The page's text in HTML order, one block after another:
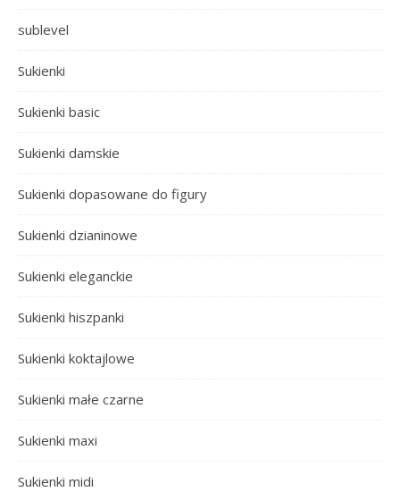
sublevel
Sukienki
Sukienki basic
Sukienki damskie
Sukienki dopasowane do figury
Sukienki dzianinowe
Sukienki eleganckie
Sukienki hiszpanki
Sukienki koktajlowe
Sukienki małe czarne
Sukienki maxi
Sukienki midi